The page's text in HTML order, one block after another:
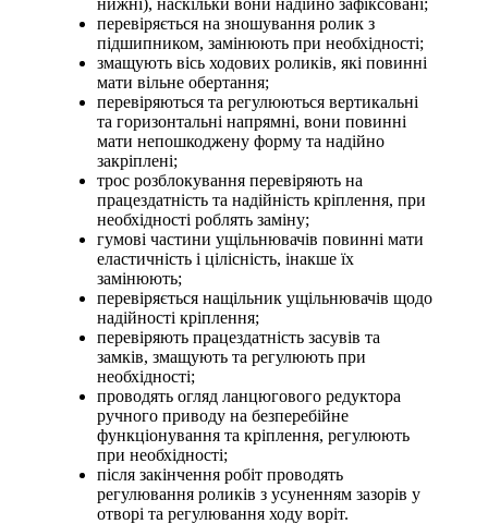
перевіряється на зношування ролик з
підшипником, замінюють при необхідності;
змащують вісь ходових роликів, які повинні
мати вільне обертання;
перевіряються та регулюються вертикальні
та горизонтальні напрямні, вони повинні
мати непошкоджену форму та надійно
закріплені;
трос розблокування перевіряють на
працездатність та надійність кріплення, при
необхідності роблять заміну;
гумові частини ущільнювачів повинні мати
еластичність і цілісність, інакше їх
замінюють;
перевіряється нащільник ущільнювачів щодо
надійності кріплення;
перевіряють працездатність засувів та
замків, змащують та регулюють при
необхідності;
проводять огляд ланцюгового редуктора
ручного приводу на безперебійне
функціонування та кріплення, регулюють
при необхідності;
після закінчення робіт проводять
регулювання роликів з усуненням зазорів у
отворі та регулювання ходу воріт.